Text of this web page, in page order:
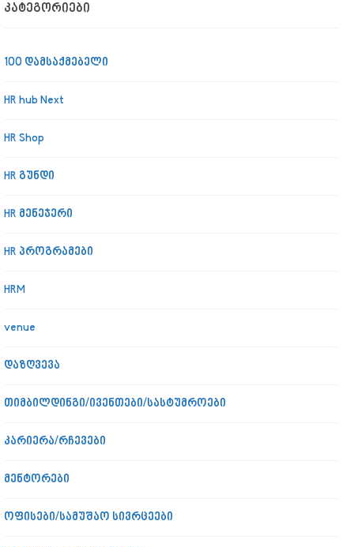
ᲙᲐᲢᲔᲒᲝᲠᲘᲔᲑᲘ
100 დამსაქმებელი
HR hub Next
HR Shop
HR გუნდი
HR მენეჯერი
HR პროგრამები
HRM
venue
დაზღვევა
თიმბილდინგი/ივენთები/სასტუმროები
კარიერა/რჩევები
მენტორები
ოფისები/სამუშაო სივრცეები